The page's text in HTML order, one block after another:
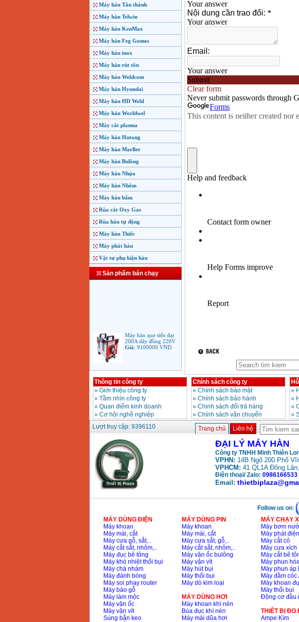
Máy hàn Tân thành
Máy hàn Telwin
Máy hàn KenMax
Máy hàn Feg Gomes
Máy hàn inox
Máy hàn rút tôn
Máy hàn Weldcom
Máy hàn Hyundai
Máy hàn HD Weld
Máy hàn Worldwel
Máy cắt plasma
Máy hàn Hutong
Máy hàn Marller
Máy hàn Bulông
Máy hàn Nhựa
Máy hàn Nhôm
Máy hàn bấm
Rùa cắt Oxy Gas
Rùa hàn tự động
Máy hàn Thiếc
Máy phát hàn
Vật tư phụ kiện hàn
Sản phẩm bán chạy
Máy hàn que tiến đạt
200A dây đồng 220V
Giá:9100000VND
Jasic ARC 200 R04
Giá:5100000VND
Máy hàn que điện tử
Hồng ký HK 200Z
Giá:2770000
Bình khí Co2, chai khí
co2 hàn Mig
Giá:1750000
Giá
50500000
Máy hàn que điện tử
KenMax ARC 315
Giá: 3550000
Máy hàn bấm Hồng
ký HB4KB (4KVA)
Giá:14500000
Thông tin công ty
» Giới thiệu công ty
» Tầm nhìn công ty
» Quan điểm kinh doanh
» Cơ hội nghề nghiệp
Chính sách công ty
» Chính sách bảo mật
» Chính sách bảo hành
» Chinh sách đổi trả hàng
» Chính sách vận chuyển
»
»
»
»
Lượt truy cập: 9396110 Trang chủ Liên hệ
ĐẠI LÝ MÁY HÀN
Công ty TNHH Minh Thiên
VPHN: 14B Ngõ 200 Phố
VPHCM: 41 QL1A Đông
Điện thoại/ Zalo: 0986166533
Email:
Follow us on:
MÁY DÙNG ĐIỆN
Máy khoan
Máy mài, cắt
Máy cưa gỗ, sắt,..
Máy cắt sắt, nhôm,..
Máy đục bê tông
Máy khò nhiệt thổi bụi
Máy chà nhám
Máy đánh bóng
Máy soi phay router
Máy bào gỗ
Máy làm mộc
Máy vặn ốc
Máy vặn vít
Súng bắn keo
MÁY DÙNG PIN
Máy khoan
Máy mài, cắt
Máy cưa sắt, gỗ,..
Máy cắt sắt, nhôm,..
Máy vặn ốc bulông
Máy vặn vít
Máy hút bụi
Máy thổi bụi
Máy dò kim loại
MÁY DÙNG HƠI
Máy khoan khí nén
Búa đục khí nén
Máy mài dũa hơi
MÁY CHẠY
Máy bơm
Máy phát điện
Máy cắt cỏ
Máy cưa xích
Máy cắt bê
Máy phun
Máy phun áp
Máy đầm cóc
Máy khoan
Máy thổi bụi
Động cơ đầu
THIÊT BỊ ĐO
Ampe Kìm